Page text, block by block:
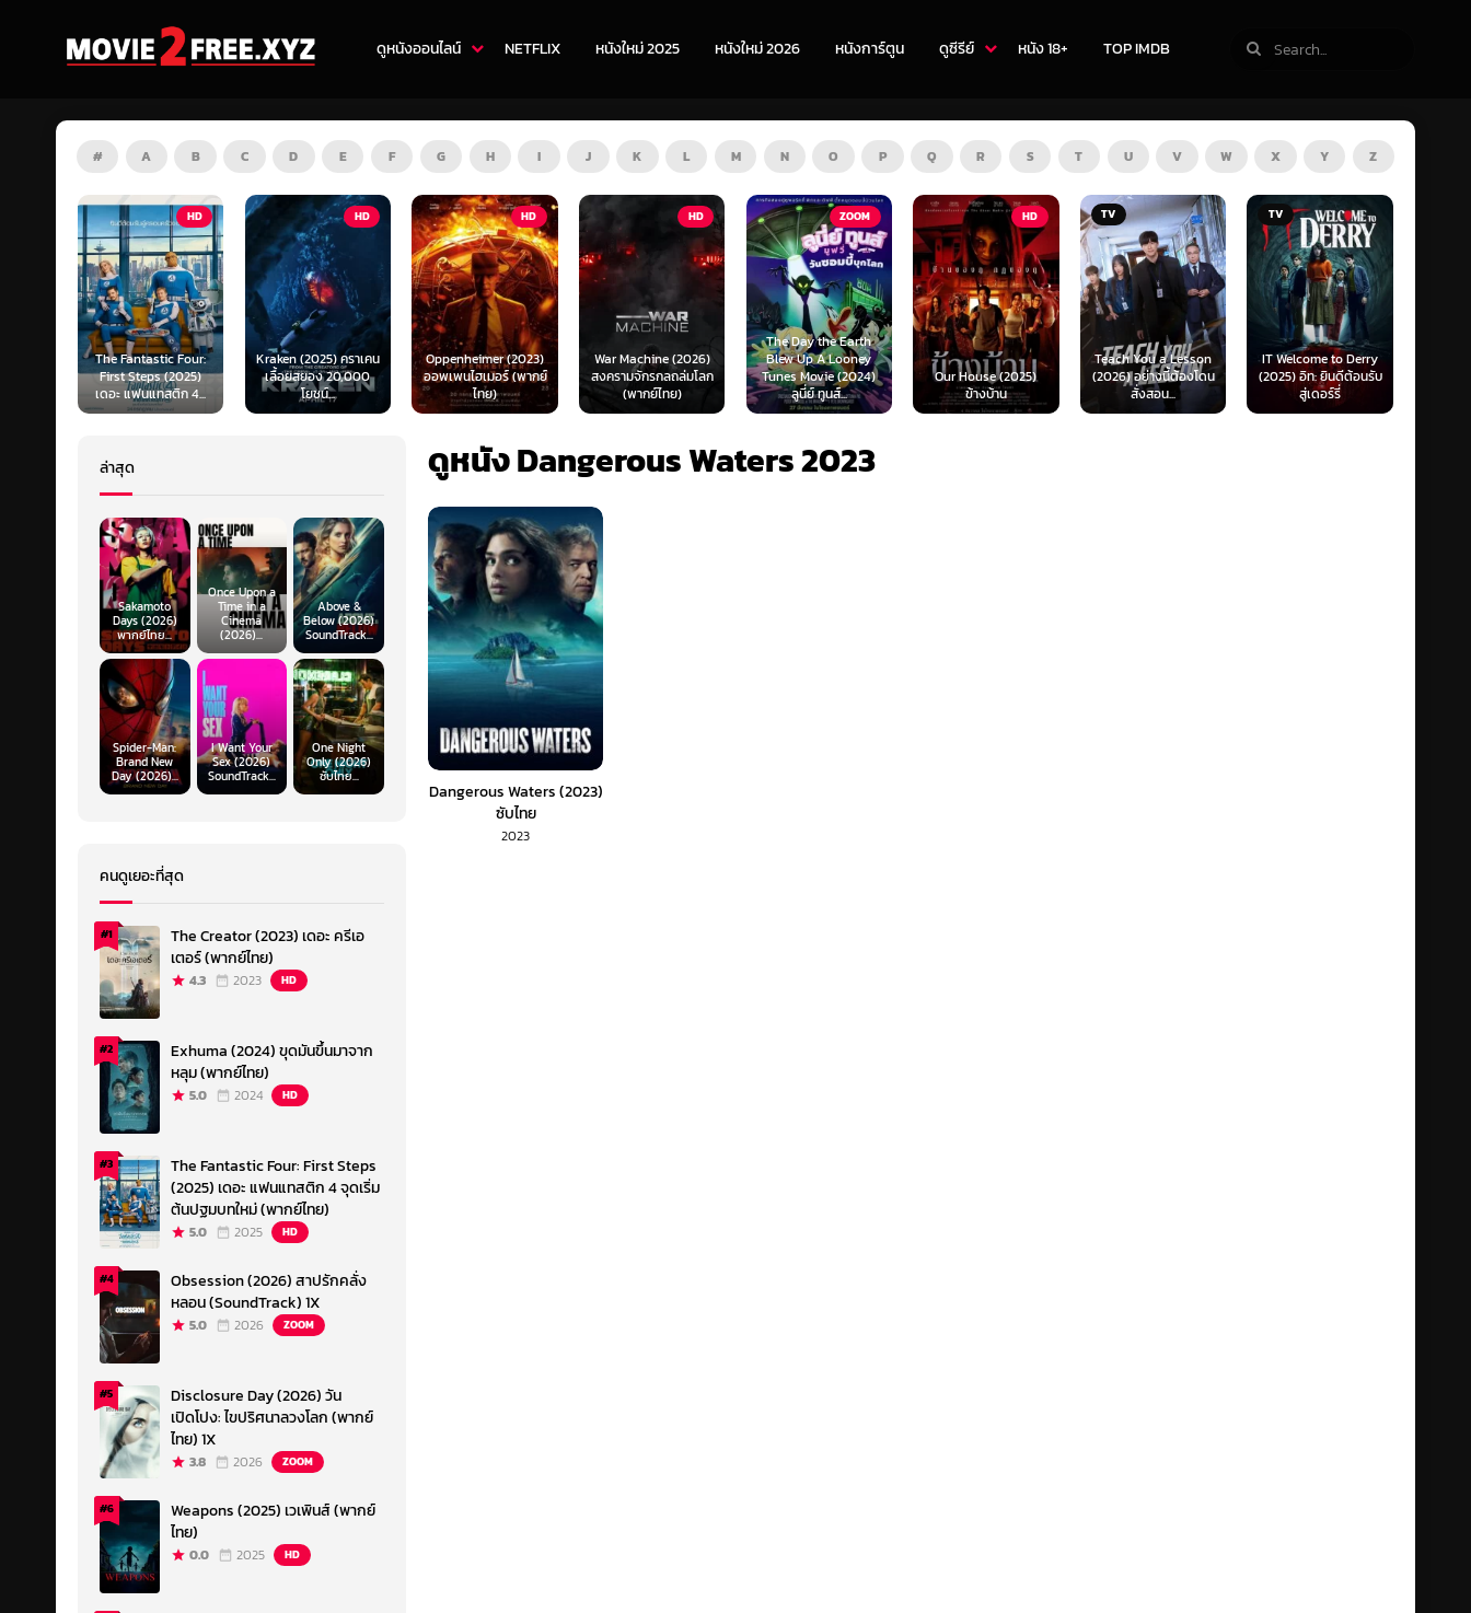
ดูหนังออนไลน์ NETFLIX หนังใหม่ 2025 หนังใหม่ 2026 หนังการ์ตูน ดูซีรีย์ หนัง 18+ TOP IMDB
# A B C D E F G H I J K L M N O P Q R S T U V W X Y Z
HD
Kraken (2025) คราเคน
เลื้อยสยอง 20,000
โยชน์...
HD
Oppenheimer (2023)
ออพเพนไฮเมอร์ (พากย์
ไทย)
HD
War Machine (2026)
สงครามจักรกลถล่มโลก
(พากย์ไทย)
ZOOM
The Day the Earth
Blew Up A Looney
Tunes Movie (2024)
ลูนี่ย์ ทูนส์...
HD
Our House (2025)
ข้างบ้าน
TV
Teach You a Lesson
(2026) อย่างนี้ต้องโดน
สั่งสอน...
TV
IT Welcome to Derry
(2025) อิท: ยินดีต้อนรับ
สู่เดอร์รี่
HD
Beyond Sasquatch
(2026) พากย์ไทย 1X
ดูหนัง Dangerous Waters 2023
Dangerous Waters (2023)
ซับไทย
2023
ล่าสุด
Sakamoto
Days (2026)
พากย์ไทย...
Once Upon a
Time in a
Cinema
(2026)...
Above &
Below (2026)
SoundTrack...
Spider-Man:
Brand New
Day (2026)...
I Want Your
Sex (2026)
SoundTrack...
One Night
Only (2026)
ซับไทย...
คนดูเยอะที่สุด
#1
The Creator (2023) เดอะ ครีเอ
เตอร์ (พากย์ไทย)
4.3 2023 HD
#2
Exhuma (2024) ขุดมันขึ้นมาจาก
หลุม (พากย์ไทย)
5.0 2024 HD
#3
The Fantastic Four: First Steps
(2025) เดอะ แฟนแทสติก 4 จุดเริ่ม
ต้นปฐมบทใหม่ (พากย์ไทย)
5.0 2025 HD
#4
Obsession (2026) สาปรักคลั่ง
หลอน (SoundTrack) 1X
5.0 2026 ZOOM
#5
Disclosure Day (2026) วัน
เปิดโปง: ไขปริศนาลวงโลก (พากย์
ไทย) 1X
3.8 2026 ZOOM
#6
Weapons (2025) เวเพินส์ (พากย์
ไทย)
0.0 2025 HD